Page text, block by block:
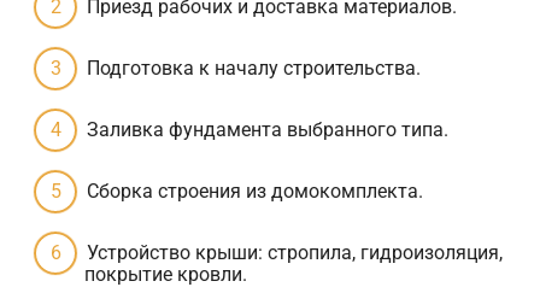
Приезд рабочих и доставка материалов.
Подготовка к началу строительства.
Заливка фундамента выбранного типа.
Сборка строения из домокомплекта.
Устройство крыши: стропила, гидроизоляция,
покрытие кровли.